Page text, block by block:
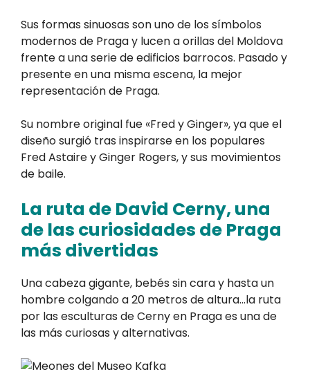
Sus formas sinuosas son uno de los símbolos
modernos de Praga y lucen a orillas del Moldova
frente a una serie de edificios barrocos. Pasado y
presente en una misma escena, la mejor
representación de Praga.
Su nombre original fue «Fred y Ginger», ya que el
diseño surgió tras inspirarse en los populares
Fred Astaire y Ginger Rogers, y sus movimientos
de baile.
La ruta de David Cerny, una
de las curiosidades de Praga
más divertidas
Una cabeza gigante, bebés sin cara y hasta un
hombre colgando a 20 metros de altura…la ruta
por las esculturas de Cerny en Praga es una de
las más curiosas y alternativas.